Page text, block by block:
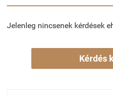
Jelenleg nincsenek kérdések
Kérdés